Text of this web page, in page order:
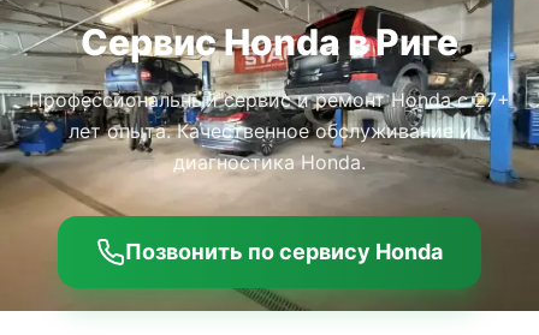
Сервис Honda в Риге
Профессиональный сервис и ремонт Honda с 27+
лет опыта. Качественное обслуживание и
диагностика Honda.
Позвонить по сервису Honda